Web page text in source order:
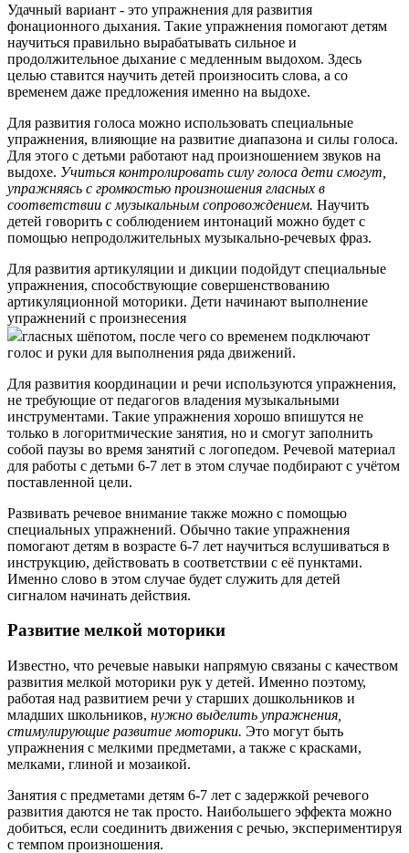
Удачный вариант - это упражнения для развития
фонационного дыхания. Такие упражнения помогают детям
научиться правильно вырабатывать сильное и
продолжительное дыхание с медленным выдохом. Здесь
целью ставится научить детей произносить слова, а со
временем даже предложения именно на выдохе.
Для развития голоса можно использовать специальные
упражнения, влияющие на развитие диапазона и силы голоса.
Для этого с детьми работают над произношением звуков на
выдохе. Учиться контролировать силу голоса дети смогут,
упражняясь с громкостью произношения гласных в
соответствии с музыкальным сопровождением. Научить
детей говорить с соблюдением интонаций можно будет с
помощью непродолжительных музыкально-речевых фраз.
Для развития артикуляции и дикции подойдут специальные
упражнения, способствующие совершенствованию
артикуляционной моторики. Дети начинают выполнение
упражнений с произнесения
гласных шёпотом, после чего со временем подключают
голос и руки для выполнения ряда движений.
Для развития координации и речи используются упражнения,
не требующие от педагогов владения музыкальными
инструментами. Такие упражнения хорошо впишутся не
только в логоритмические занятия, но и смогут заполнить
собой паузы во время занятий с логопедом. Речевой материал
для работы с детьми 6-7 лет в этом случае подбирают с учётом
поставленной цели.
Развивать речевое внимание также можно с помощью
специальных упражнений. Обычно такие упражнения
помогают детям в возрасте 6-7 лет научиться вслушиваться в
инструкцию, действовать в соответствии с её пунктами.
Именно слово в этом случае будет служить для детей
сигналом начинать действия.
Развитие мелкой моторики
Известно, что речевые навыки напрямую связаны с качеством
развития мелкой моторики рук у детей. Именно поэтому,
работая над развитием речи у старших дошкольников и
младших школьников, нужно выделить упражнения,
стимулирующие развитие моторики. Это могут быть
упражнения с мелкими предметами, а также с красками,
мелками, глиной и мозаикой.
Занятия с предметами детям 6-7 лет с задержкой речевого
развития даются не так просто. Наибольшего эффекта можно
добиться, если соединить движения с речью, экспериментируя
с темпом произношения.